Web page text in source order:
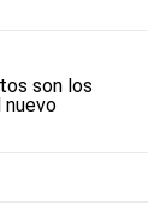
son los
nuevo